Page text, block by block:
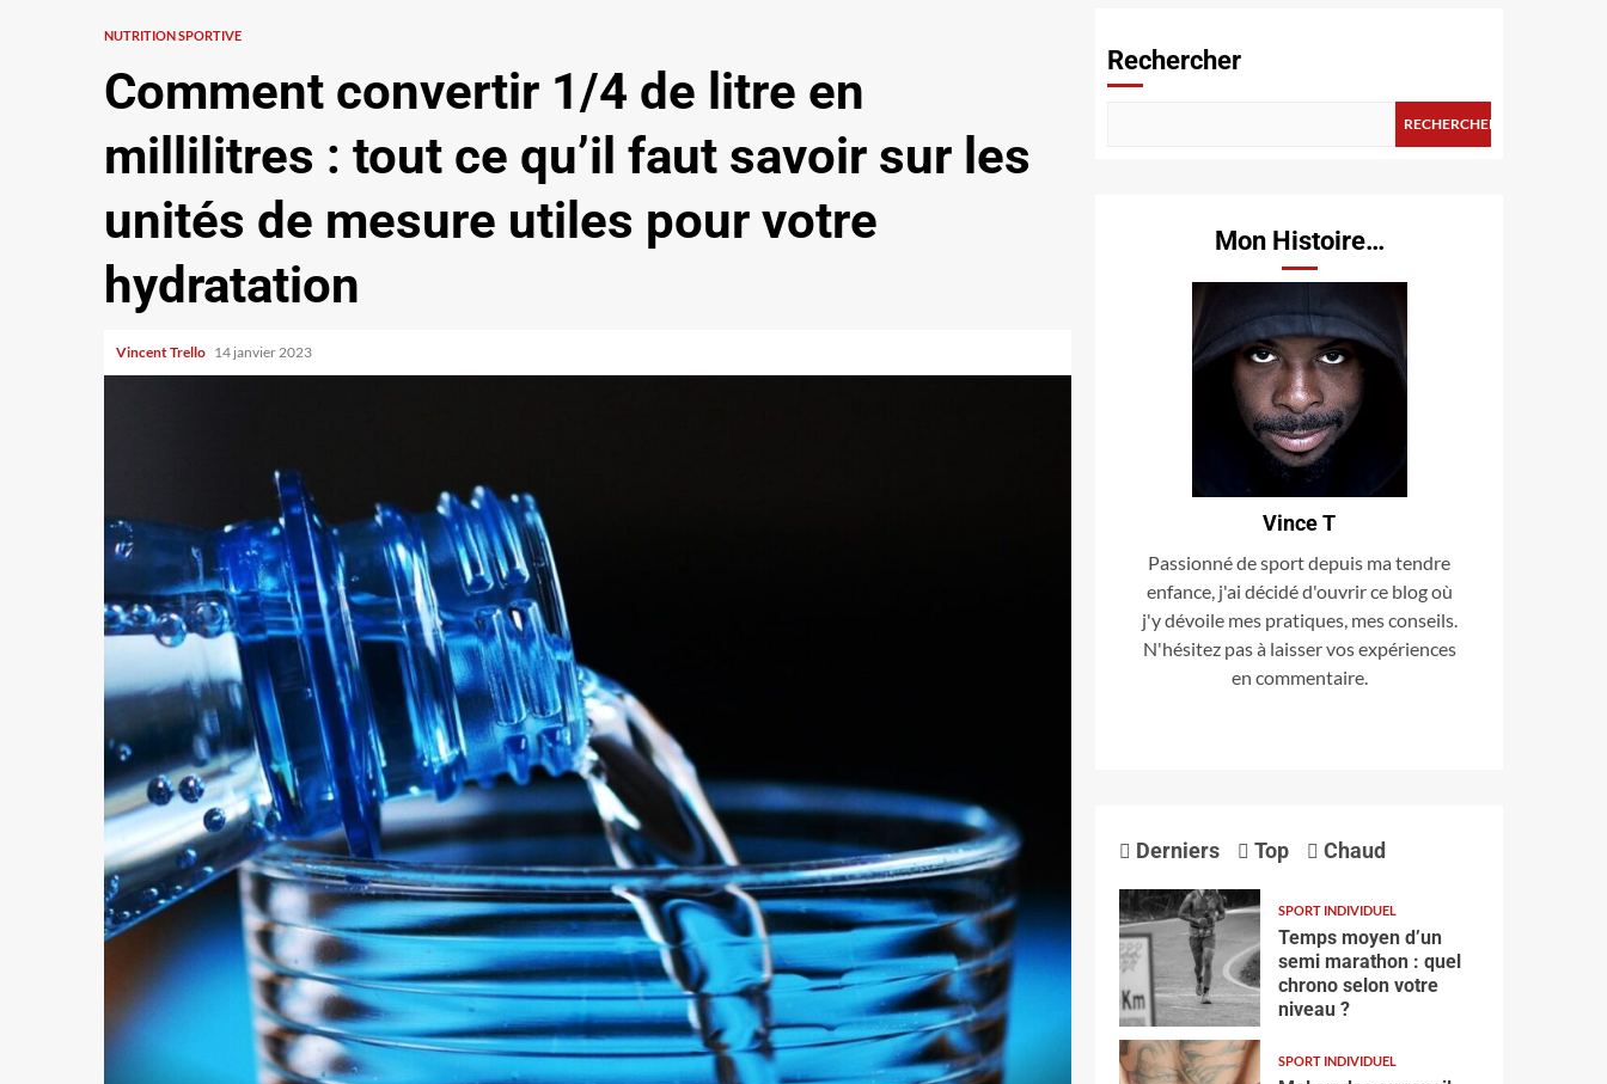
NUTRITION SPORTIVE
Comment convertir 1/4 de litre en
millilitres : tout ce qu’il faut savoir sur les
unités de mesure utiles pour votre
hydratation
Vincent Trello 14 janvier 2023
Rechercher
RECHERCHER
Mon Histoire…
Vince T
Passionné de sport depuis ma tendre
enfance, j'ai décidé d'ouvrir ce blog où
j'y dévoile mes pratiques, mes conseils.
N'hésitez pas à laisser vos expériences
en commentaire.
Derniers Top Chaud
SPORT INDIVIDUEL
Temps moyen d’un
semi marathon : quel
chrono selon votre
niveau ?
SPORT INDIVIDUEL